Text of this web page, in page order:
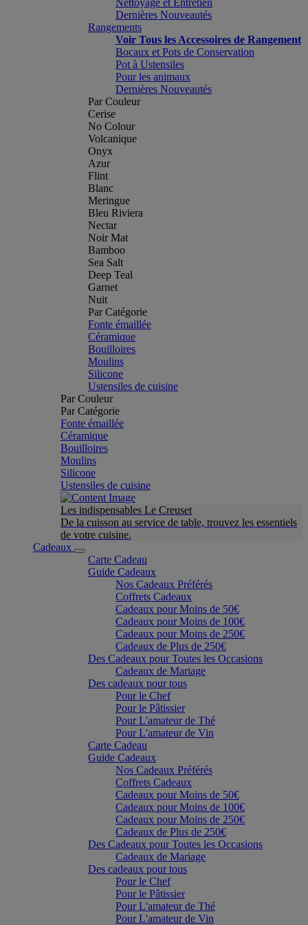
Nettoyage et Entretien
Dernières Nouveautés
Rangements
Voir Tous les Accessoires de Rangement
Bocaux et Pots de Conservation
Pot à Ustensiles
Pour les animaux
Dernières Nouveautés
Par Couleur
Cerise
No Colour
Volcanique
Onyx
Azur
Flint
Blanc
Meringue
Bleu Riviera
Nectar
Noir Mat
Bamboo
Sea Salt
Deep Teal
Garnet
Nuit
Par Catégorie
Fonte émaillée
Céramique
Bouilloires
Moulins
Silicone
Ustensiles de cuisine
Par Couleur
Par Catégorie
Fonte émaillée
Céramique
Bouilloires
Moulins
Silicone
Ustensiles de cuisine
Les indispensables Le Creuset
De la cuisson au service de table, trouvez les essentiels
de votre cuisine.
Cadeaux
Carte Cadeau
Guide Cadeaux
Nos Cadeaux Préférés
Coffrets Cadeaux
Cadeaux pour Moins de 50€
Cadeaux pour Moins de 100€
Cadeaux pour Moins de 250€
Cadeaux de Plus de 250€
Des Cadeaux pour Toutes les Occasions
Cadeaux de Mariage
Des cadeaux pour tous
Pour le Chef
Pour le Pâtissier
Pour L'amateur de Thé
Pour L'amateur de Vin
Carte Cadeau
Guide Cadeaux
Nos Cadeaux Préférés
Coffrets Cadeaux
Cadeaux pour Moins de 50€
Cadeaux pour Moins de 100€
Cadeaux pour Moins de 250€
Cadeaux de Plus de 250€
Des Cadeaux pour Toutes les Occasions
Cadeaux de Mariage
Des cadeaux pour tous
Pour le Chef
Pour le Pâtissier
Pour L'amateur de Thé
Pour L'amateur de Vin